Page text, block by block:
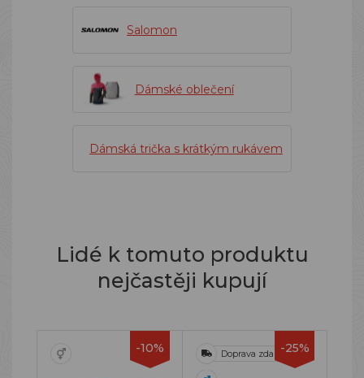
Salomon
Dámské oblečení
Dámská trička s krátkým rukávem
Lidé k tomuto produktu
nejčastěji kupují
-10% -25%
Doprava zdarma